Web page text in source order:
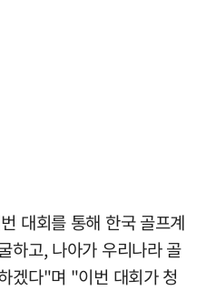
대회를 통해 한국 골프계
하고, 나아가 우리나라 골
겠다"며 "이번 대회가 청